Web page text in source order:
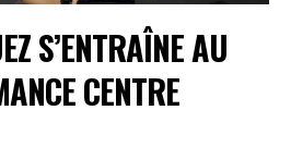
S’ENTRAÎNE AU
CENTRE